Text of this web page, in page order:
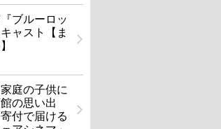
ブルーロッ
ャスト【ま
庭の子供に
の思い出
付で届ける